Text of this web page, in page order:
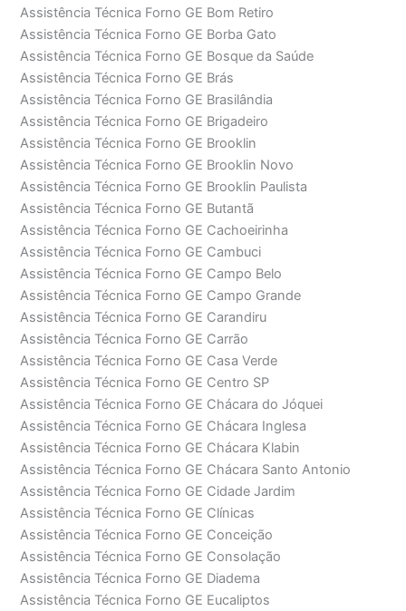
Assistência Técnica Forno GE Bom Retiro
Assistência Técnica Forno GE Borba Gato
Assistência Técnica Forno GE Bosque da Saúde
Assistência Técnica Forno GE Brás
Assistência Técnica Forno GE Brasilândia
Assistência Técnica Forno GE Brigadeiro
Assistência Técnica Forno GE Brooklin
Assistência Técnica Forno GE Brooklin Novo
Assistência Técnica Forno GE Brooklin Paulista
Assistência Técnica Forno GE Butantã
Assistência Técnica Forno GE Cachoeirinha
Assistência Técnica Forno GE Cambuci
Assistência Técnica Forno GE Campo Belo
Assistência Técnica Forno GE Campo Grande
Assistência Técnica Forno GE Carandiru
Assistência Técnica Forno GE Carrão
Assistência Técnica Forno GE Casa Verde
Assistência Técnica Forno GE Centro SP
Assistência Técnica Forno GE Chácara do Jóquei
Assistência Técnica Forno GE Chácara Inglesa
Assistência Técnica Forno GE Chácara Klabin
Assistência Técnica Forno GE Chácara Santo Antonio
Assistência Técnica Forno GE Cidade Jardim
Assistência Técnica Forno GE Clínicas
Assistência Técnica Forno GE Conceição
Assistência Técnica Forno GE Consolação
Assistência Técnica Forno GE Diadema
Assistência Técnica Forno GE Eucaliptos